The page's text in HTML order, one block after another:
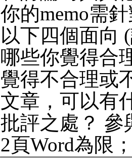
你的memo需
以下四個面向
哪些你覺得合
覺得不合理或
文章，可以有
批評之處？ 參
2頁Word為限